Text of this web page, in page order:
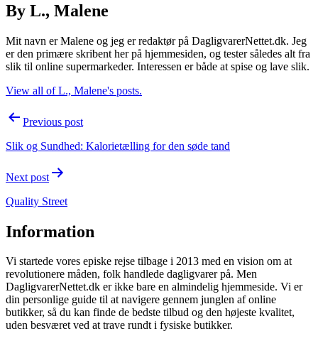
By L., Malene
Mit navn er Malene og jeg er redaktør på DagligvarerNettet.dk. Jeg
er den primære skribent her på hjemmesiden, og tester således alt fra
slik til online supermarkeder. Interessen er både at spise og lave slik.
View all of L., Malene's posts.
PostPrevious post
Slik og Sundhed: Kalorietælling for den søde tand
Next post
Quality Street
Information
Vi startede vores episke rejse tilbage i 2013 med en vision om at
revolutionere måden, folk handlede dagligvarer på. Men
DagligvarerNettet.dk er ikke bare en almindelig hjemmeside. Vi er
din personlige guide til at navigere gennem junglen af online
butikker, så du kan finde de bedste tilbud og den højeste kvalitet,
uden besværet ved at trave rundt i fysiske butikker.